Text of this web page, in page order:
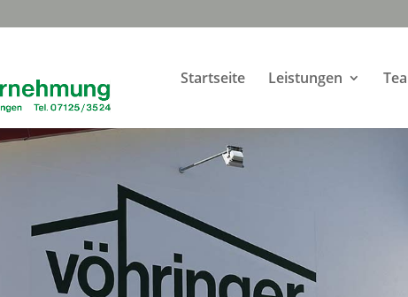
Startseite Leistungen